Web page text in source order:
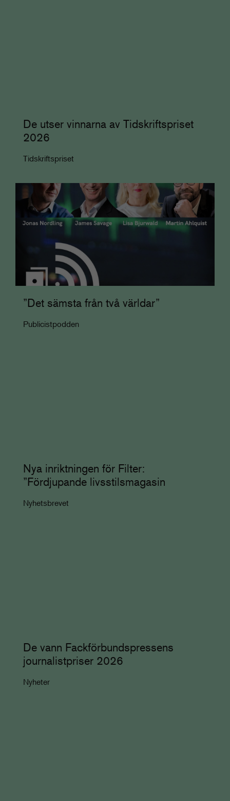
De utser vinnarna av Tidskriftspriset
2026
Tidskriftspriset
”Det sämsta från två världar”
Publicistpodden
Nya inriktningen för Filter:
”Fördjupande livsstilsmagasin
Nyhetsbrevet
De vann Fackförbundspressens
journalistpriser 2026
Nyheter